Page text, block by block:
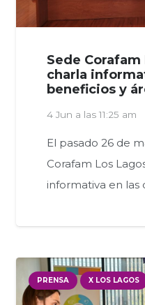
Sede
charla
beneficios y
4 Jun a las 11:25 am
El pasado 26 de
Corafam Los
informativa en
PRENSA X LOS LAGOS